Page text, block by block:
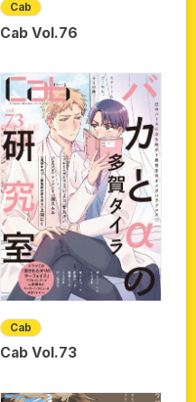
Cab
Cab Vol.76
Cab
Cab Vol.73